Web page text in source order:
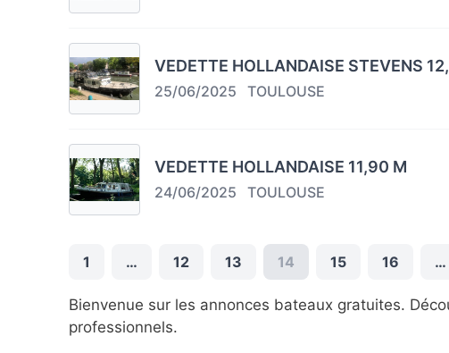
VEDETTE HOLLANDAISE STEVENS
25/06/2025 TOULOUSE
VEDETTE HOLLANDAISE 11,90 M
24/06/2025 TOULOUSE
1 … 12 13 14 15 16 …
Bienvenue sur les annonces bateaux gratuites.
professionnels.